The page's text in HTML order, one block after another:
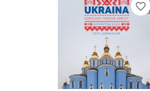
favorite_border